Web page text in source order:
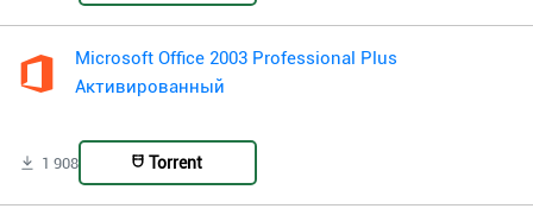
Microsoft Office 2003 Professional Plus
Активированный
1 908 Torrent